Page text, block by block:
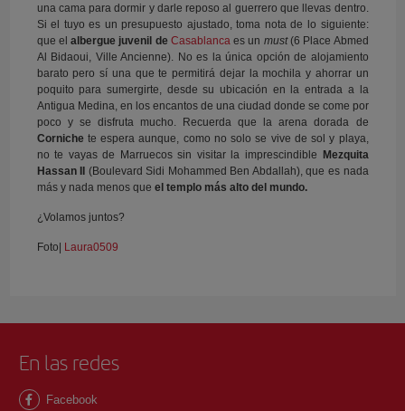
una cama para dormir y darle reposo al guerrero que llevas dentro.
Si el tuyo es un presupuesto ajustado, toma nota de lo siguiente:
que elalbergue juvenil de Casablancaes un must(6 Place Abmed
Al Bidaoui, Ville Ancienne). No es la única opción de alojamiento
barato pero sí una que te permitirá dejar la mochila y ahorrar un
poquito para sumergirte, desde su ubicación en la entrada a la
Antigua Medina, en los encantos de una ciudad donde se come por
poco y se disfruta mucho. Recuerda que la arena dorada de
Corniche te espera aunque, como no solo se vive de sol y playa,
no te vayas de Marruecos sin visitar la imprescindible
Mezquita
Hassan II
(Boulevard Sidi Mohammed Ben Abdallah), que es nada
más y nada menos que el templo más alto del mundo.
¿Volamos juntos?
Foto| Laura0509
En las redes
Facebook